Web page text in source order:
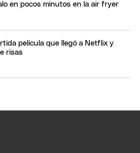
en pocos minutos en la air fryer
película que llegó a Netflix y
risas